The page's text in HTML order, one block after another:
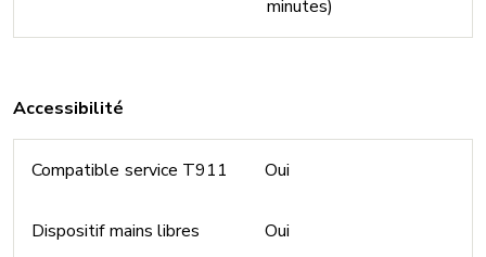
minutes)
Accessibilité
Compatible service T911 Oui
Dispositif mains libres Oui